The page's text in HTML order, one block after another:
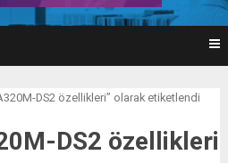
DS2 özellikleri” olarak etiketlendi
DS2 özellikleri